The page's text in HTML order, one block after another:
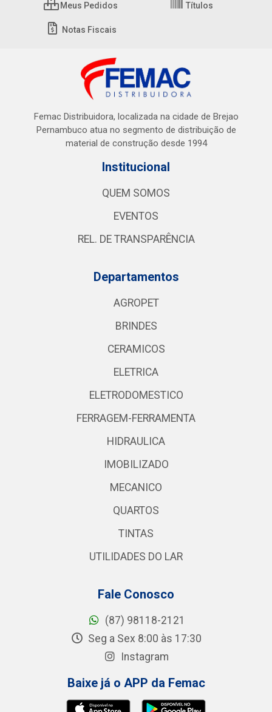
Meus Pedidos Títulos
Notas Fiscais
Femac Distribuidora, localizada na cidade de Brejao
Pernambuco atua no segmento de distribuição de
material de construção desde 1994
Institucional
QUEM SOMOS
EVENTOS
REL. DE TRANSPARÊNCIA
Departamentos
AGROPET
BRINDES
CERAMICOS
ELETRICA
ELETRODOMESTICO
FERRAGEM-FERRAMENTA
HIDRAULICA
IMOBILIZADO
MECANICO
QUARTOS
TINTAS
UTILIDADES DO LAR
Fale Conosco
(87) 98118-2121
Seg a Sex 8:00 às 17:30
Instagram
Baixe já o APP da Femac